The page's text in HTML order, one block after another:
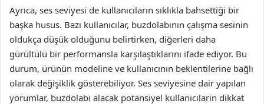
Ayrıca, ses seviyesi de kullanıcıların sıklıkla bahsettiği bir
başka husus. Bazı kullanıcılar, buzdolabının çalışma sesinin
oldukça düşük olduğunu belirtirken, diğerleri daha
gürültülü bir performansla karşılaştıklarını ifade ediyor. Bu
durum, ürünün modeline ve kullanıcının beklentilerine bağlı
olarak değişiklik gösterebiliyor. Ses seviyesine dair yapılan
yorumlar, buzdolabı alacak potansiyel kullanıcıların dikkat